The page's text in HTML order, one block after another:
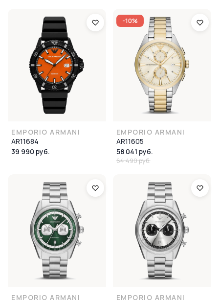
EMPORIO ARMANI
AR11684
39 990 руб.
-10%
EMPORIO ARMANI
AR11605
58 041 руб.
64 490 руб.
EMPORIO ARMANI
EMPORIO ARMANI